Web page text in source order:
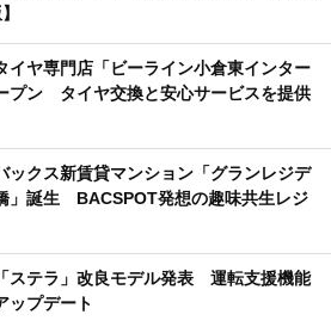
イヤ専門店「ビーライン小倉東インター
プン タイヤ交換と安心サービスを提供
ックス新賃貸マンション「グランレジデ
」誕生 BACSPOT発想の趣味共生レジ
ステラ」改良モデル発表 運転支援機能
ップデート